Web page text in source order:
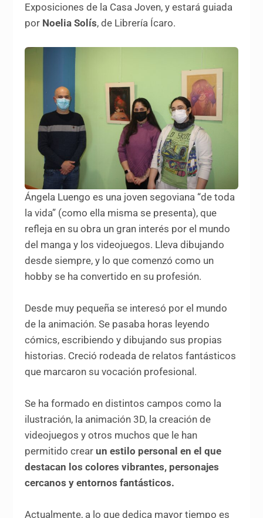
Exposiciones de la Casa Joven, y estará guiada
por Noelia Solís, de Librería Ícaro.
Ángela Luengo es una joven segoviana “de toda
la vida” (como ella misma se presenta), que
refleja en su obra un gran interés por el mundo
del manga y los videojuegos. Lleva dibujando
desde siempre, y lo que comenzó como un
hobby se ha convertido en su profesión.
Desde muy pequeña se interesó por el mundo
de la animación. Se pasaba horas leyendo
cómics, escribiendo y dibujando sus propias
historias. Creció rodeada de relatos fantásticos
que marcaron su vocación profesional.
Se ha formado en distintos campos como la
ilustración, la animación 3D, la creación de
videojuegos y otros muchos que le han
permitido crearun estilo personal en el que
destacan los colores vibrantes, personajes
cercanos y entornos fantásticos.
Actualmente, a lo que dedica mayor tiempo es